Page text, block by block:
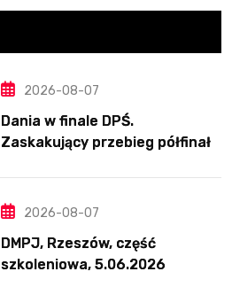
2026-08-07
Dania w finale DPŚ.
Zaskakujący przebieg półfinału
2026-08-07
DMPJ, Rzeszów, część
szkoleniowa, 5.06.2026